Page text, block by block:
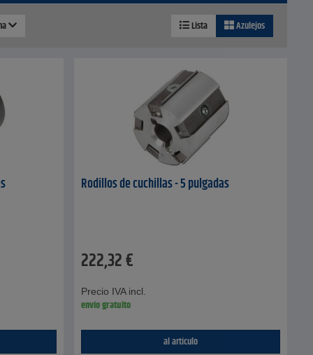
Lista Azulejos
Rodillos de cuchillas - 5 pulgadas
222,32€
Precio IVA incl.
envío gratuito
al artículo